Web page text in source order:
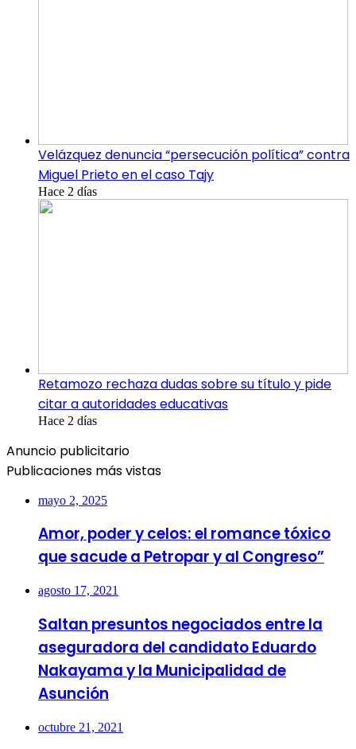
Velázquez denuncia “persecución política” contra
Miguel Prieto en el caso Tajy
Hace 2 días
Retamozo rechaza dudas sobre su título y pide
citar a autoridades educativas
Hace 2 días
Anuncio publicitario
Publicaciones más vistas
mayo 2, 2025
Amor, poder y celos: el romance tóxico
que sacude a Petropar y al Congreso”
agosto 17, 2021
Saltan presuntos negociados entre la
aseguradora del candidato Eduardo
Nakayama y la Municipalidad de
Asunción
octubre 21, 2021